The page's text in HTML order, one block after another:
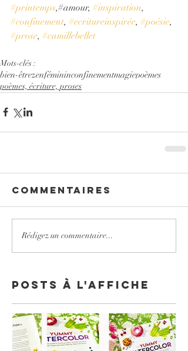
#printemps,#amour, #inspiration,
#confinement, #ecritureinspirée, #poésie,
#prose, #camillebellet
Mots-clés :
bien-êtrezenfémininconfinementmagiepoèmes
poèmes, écriture, proses
Commentaires
Rédigez un commentaire...
Posts à l'affiche